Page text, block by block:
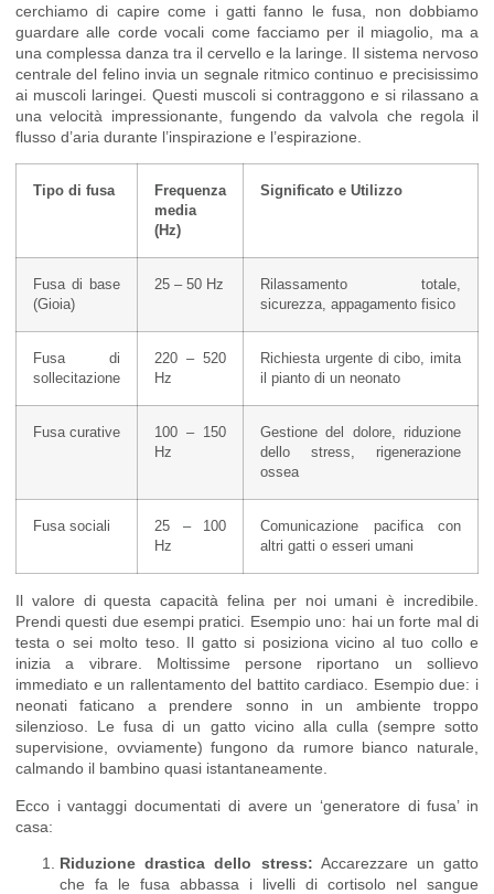
cerchiamo di capire come i gatti fanno le fusa, non dobbiamo
guardare alle corde vocali come facciamo per il miagolio, ma a
una complessa danza tra il cervello e la laringe. Il sistema nervoso
centrale del felino invia un segnale ritmico continuo e precisissimo
ai muscoli laringei. Questi muscoli si contraggono e si rilassano a
una velocità impressionante, fungendo da valvola che regola il
flusso d’aria durante l’inspirazione e l’espirazione.
Tipo di fusa
Frequenza
media
(Hz)
Significato e Utilizzo
Fusa di base
(Gioia)
25 – 50 Hz
Rilassamento totale,
sicurezza, appagamento fisico
Fusa di
sollecitazione
220 – 520
Hz
Richiesta urgente di cibo, imita
il pianto di un neonato
Fusa curative
100 – 150
Hz
Gestione del dolore, riduzione
dello stress, rigenerazione
ossea
Fusa sociali
25 – 100
Hz
Comunicazione pacifica con
altri gatti o esseri umani
Il valore di questa capacità felina per noi umani è incredibile.
Prendi questi due esempi pratici. Esempio uno: hai un forte mal di
testa o sei molto teso. Il gatto si posiziona vicino al tuo collo e
inizia a vibrare. Moltissime persone riportano un sollievo
immediato e un rallentamento del battito cardiaco. Esempio due: i
neonati faticano a prendere sonno in un ambiente troppo
silenzioso. Le fusa di un gatto vicino alla culla (sempre sotto
supervisione, ovviamente) fungono da rumore bianco naturale,
calmando il bambino quasi istantaneamente.
Ecco i vantaggi documentati di avere un ‘generatore di fusa’ in
casa:
Riduzione drastica dello stress: Accarezzare un gatto
che fa le fusa abbassa i livelli di cortisolo nel sangue